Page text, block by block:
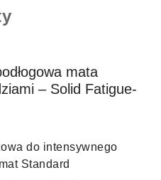
mata
– Solid Fatigue-